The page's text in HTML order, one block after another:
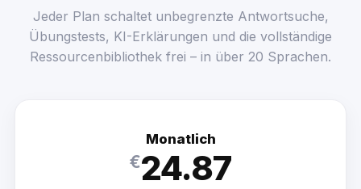
Jeder Plan schaltet unbegrenzte Antwortsuche,
Übungstests, KI-Erklärungen und die vollständige
Ressourcenbibliothek frei – in über 20 Sprachen.
Monatlich
€24.87